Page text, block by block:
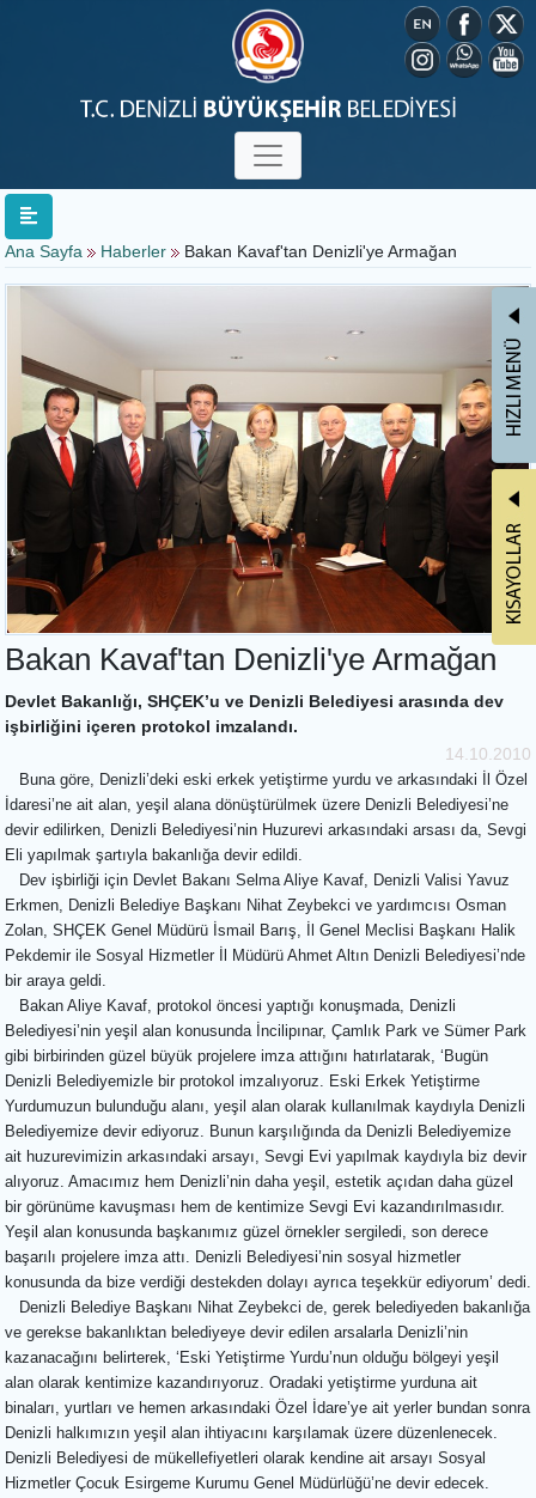
Ana Sayfa Haberler Bakan Kavaf'tan Denizli'ye Armağan
Bakan Kavaf'tan Denizli'ye Armağan
Devlet Bakanlığı, SHÇEK’u ve Denizli Belediyesi arasında dev
işbirliğini içeren protokol imzalandı.
14.10.2010
Buna göre, Denizli’deki eski erkek yetiştirme yurdu ve arkasındaki İl Özel
İdaresi’ne ait alan, yeşil alana dönüştürülmek üzere Denizli Belediyesi’ne
devir edilirken, Denizli Belediyesi’nin Huzurevi arkasındaki arsası da, Sevgi
Eli yapılmak şartıyla bakanlığa devir edildi.
Dev işbirliği için Devlet Bakanı Selma Aliye Kavaf, Denizli Valisi Yavuz
Erkmen, Denizli Belediye Başkanı Nihat Zeybekci ve yardımcısı Osman
Zolan, SHÇEK Genel Müdürü İsmail Barış, İl Genel Meclisi Başkanı Halik
Pekdemir ile Sosyal Hizmetler İl Müdürü Ahmet Altın Denizli Belediyesi’nde
bir araya geldi.
Bakan Aliye Kavaf, protokol öncesi yaptığı konuşmada, Denizli
Belediyesi’nin yeşil alan konusunda İncilipınar, Çamlık Park ve Sümer Park
gibi birbirinden güzel büyük projelere imza attığını hatırlatarak, ‘Bugün
Denizli Belediyemizle bir protokol imzalıyoruz. Eski Erkek Yetiştirme
Yurdumuzun bulunduğu alanı, yeşil alan olarak kullanılmak kaydıyla Denizli
Belediyemize devir ediyoruz. Bunun karşılığında da Denizli Belediyemize
ait huzurevimizin arkasındaki arsayı, Sevgi Evi yapılmak kaydıyla biz devir
alıyoruz. Amacımız hem Denizli’nin daha yeşil, estetik açıdan daha güzel
bir görünüme kavuşması hem de kentimize Sevgi Evi kazandırılmasıdır.
Yeşil alan konusunda başkanımız güzel örnekler sergiledi, son derece
başarılı projelere imza attı. Denizli Belediyesi’nin sosyal hizmetler
konusunda da bize verdiği destekden dolayı ayrıca teşekkür ediyorum’ dedi.
Denizli Belediye Başkanı Nihat Zeybekci de, gerek belediyeden bakanlığa
ve gerekse bakanlıktan belediyeye devir edilen arsalarla Denizli’nin
kazanacağını belirterek, ‘Eski Yetiştirme Yurdu’nun olduğu bölgeyi yeşil
alan olarak kentimize kazandırıyoruz. Oradaki yetiştirme yurduna ait
binaları, yurtları ve hemen arkasındaki Özel İdare’ye ait yerler bundan sonra
Denizli halkımızın yeşil alan ihtiyacını karşılamak üzere düzenlenecek.
Denizli Belediyesi de mükellefiyetleri olarak kendine ait arsayı Sosyal
Hizmetler Çocuk Esirgeme Kurumu Genel Müdürlüğü’ne devir edecek.